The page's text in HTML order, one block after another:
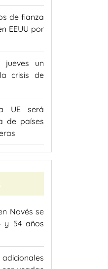
de fianza
EEUU por
jueves un
crisis de
UE será
de países
Novés se
y 54 años